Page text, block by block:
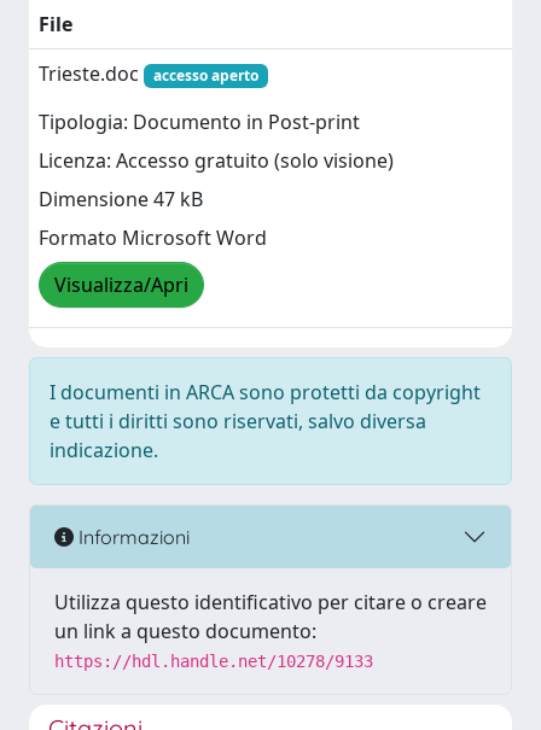
File
Trieste.doc
accesso aperto
Tipologia: Documento in Post-print
Licenza: Accesso gratuito (solo visione)
Dimensione 47 kB
Formato Microsoft Word
Visualizza/Apri
I documenti in ARCA sono protetti da copyright
e tutti i diritti sono riservati, salvo diversa
indicazione.
Informazioni
Utilizza questo identificativo per citare o creare
un link a questo documento:
https://hdl.handle.net/10278/9133